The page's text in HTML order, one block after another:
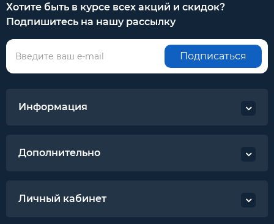
Хотите быть в курсе всех акций и скидок?
Подпишитесь на нашу рассылку
Подписаться
Информация
Дополнительно
Личный кабинет